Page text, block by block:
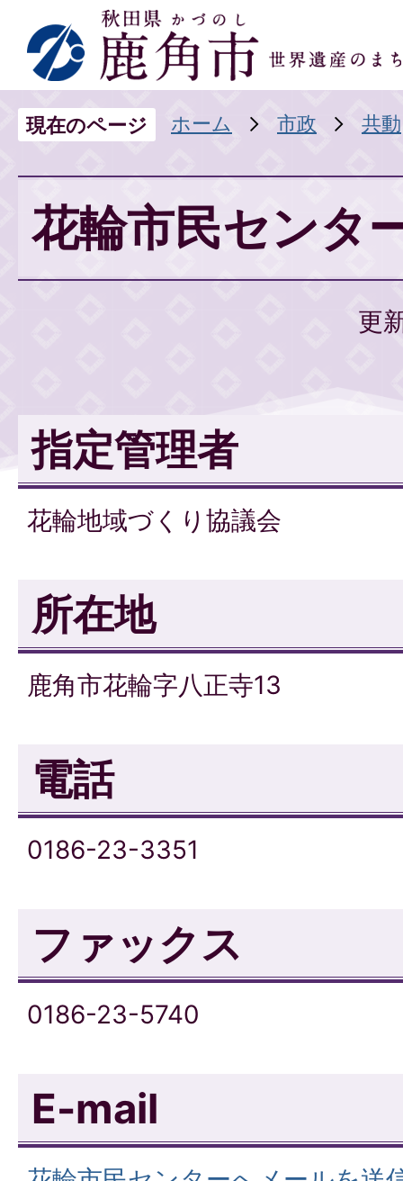
現在のページ ホーム 市政 共動
花輪市民センタ
更
指定管理者
花輪地域づくり協議会
所在地
鹿角市花輪字八正寺13
電話
0186-23-3351
ファックス
0186-23-5740
E-mail